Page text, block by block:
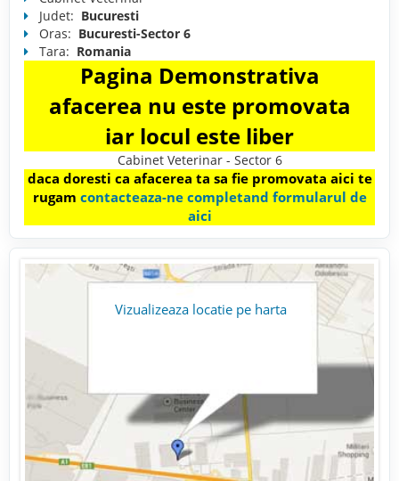
Judet: Bucuresti
Oras: Bucuresti-Sector 6
Tara: Romania
Pagina Demonstrativa
afacerea nu este promovata
iar locul este liber
Cabinet Veterinar - Sector 6
daca doresti ca afacerea ta sa fie promovata aici te
rugam contacteaza-ne completand formularul de
aici
Vizualizeaza locatie pe harta